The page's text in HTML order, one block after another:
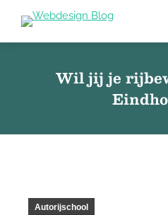
Wil jij je
Autorijschool